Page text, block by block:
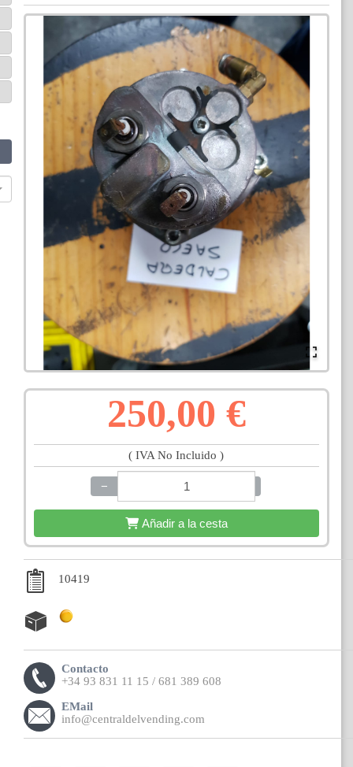
250,00 €
( IVA No Incluido )
−
Añadir a la cesta
10419
Contacto
+34 93 831 11 15 / 681 389 608
EMail
info@centraldelvending.com